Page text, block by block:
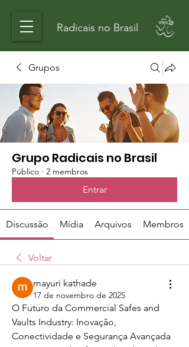
Radicais no Brasil
Grupos
Grupo Radicais no Brasil
Público · 2 membros
Entrar
Discussão Mídia Arquivos Membros
Voltar
mayuri kathade
17 de novembro de 2025
O Futuro da Commercial Safes and
Vaults Industry: Inovação,
Conectividade e Segurança Avançada